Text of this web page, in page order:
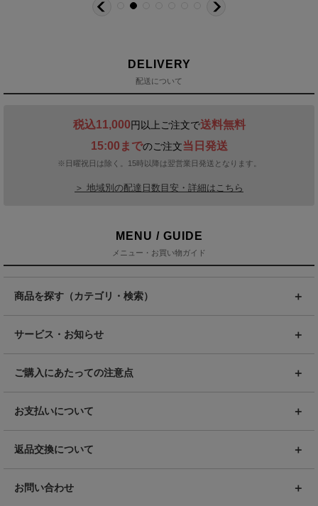
DELIVERY
配送について
税込11,000円以上ご注文で送料無料
15:00までのご注文当日発送
※日曜祝日は除く。15時以降は翌営業日発送となります。
＞ 地域別の配達日数目安・詳細はこちら
MENU / GUIDE
メニュー・お買い物ガイド
商品を探す（カテゴリ・検索）
サービス・お知らせ
ご購入にあたっての注意点
お支払いについて
返品交換について
お問い合わせ